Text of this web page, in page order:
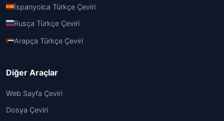
İspanyolca Türkçe Çeviri
Rusça Türkçe Çeviri
Arapça Türkçe Çeviri
Diğer Araçlar
Web Sayfa Çeviri
Dosya Çeviri